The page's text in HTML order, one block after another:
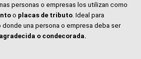
personas o empresas los utilizan como
o placas de tributo . Ideal para
una persona o empresa deba ser
o condecorada.